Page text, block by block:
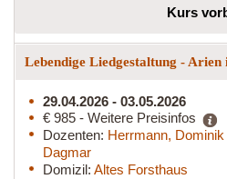
Kurs
Lebendige Liedgestaltung -
29.04.2026 - 03.05.2026
€ 985 - Weitere Preisinfos
Dozenten: Herrmann, Dominik
Dagmar
Domizil: Altes Forsthaus